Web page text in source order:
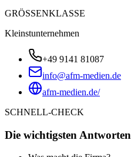
GRÖSSENKLASSE
Kleinstunternehmen
+49 9141 81087
info@afm-medien.de
afm-medien.de/
SCHNELL-CHECK
Die wichtigsten Antworten